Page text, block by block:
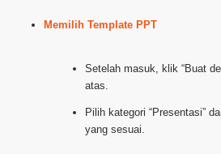
Memilih Template PPT
Setelah masuk, klik “Buat
atas.
Pilih kategori “Presentasi”
yang sesuai.